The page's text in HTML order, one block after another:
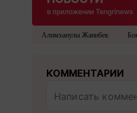
Алимханулы Жанибек
КОММЕНТАРИИ